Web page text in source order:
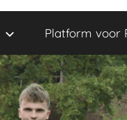
Platform voor